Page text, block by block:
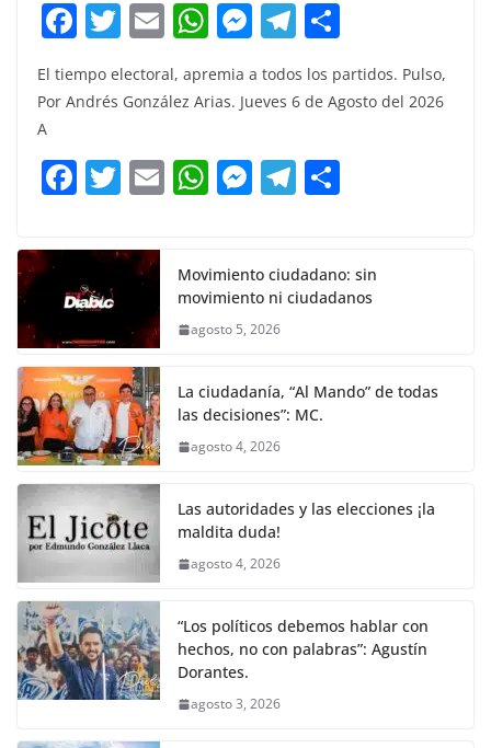
F
c
b
o
k
T
w
itt
E
m
ai
W
at
A
p
M
ss
n
g
T
el
e
a
m
m
p
El tiempo electoral, apremia a todos los partidos. Pulso,
Por Andrés González Arias. Jueves 6 de Agosto del 2026
A
F
c
e
b
o
o
k
T
itt
er
E W
s
A
p
M
e
n
er
T
gr
a
p
ar
Movimiento ciudadano: sin
movimiento ni ciudadanos
agosto 5, 2026
La ciudadanía, “Al Mando” de todas
las decisiones”: MC.
agosto 4, 2026
Las autoridades y las elecciones ¡la
maldita duda!
agosto 4, 2026
“Los políticos debemos hablar con
hechos, no con palabras”: Agustín
Dorantes.
agosto 3, 2026